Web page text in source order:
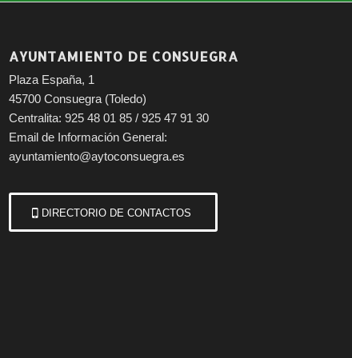
AYUNTAMIENTO DE CONSUEGRA
Plaza España, 1
45700 Consuegra (Toledo)
Centralita: 925 48 01 85 / 925 47 91 30
Email de Información General:
ayuntamiento@aytoconsuegra.es
DIRECTORIO DE CONTACTOS